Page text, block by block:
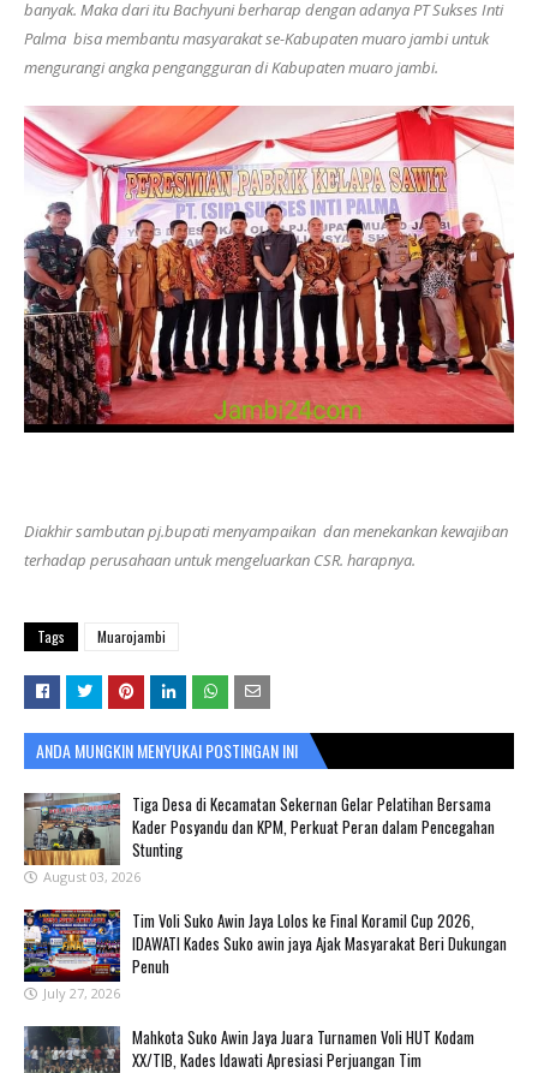
banyak. Maka dari itu Bachyuni berharap dengan adanya PT Sukses Inti
Palma bisa membantu masyarakat se-Kabupaten muaro jambi untuk
mengurangi angka pengangguran di Kabupaten muaro jambi.
Diakhir sambutan pj.bupati menyampaikan dan menekankan kewajiban
terhadap perusahaan untuk mengeluarkan CSR. harapnya.
Tags Muarojambi
ANDA MUNGKIN MENYUKAI POSTINGAN INI
Tiga Desa di Kecamatan Sekernan Gelar Pelatihan Bersama
Kader Posyandu dan KPM, Perkuat Peran dalam Pencegahan
Stunting
August 03, 2026
Tim Voli Suko Awin Jaya Lolos ke Final Koramil Cup 2026,
IDAWATI Kades Suko awin jaya Ajak Masyarakat Beri Dukungan
Penuh
July 27, 2026
Mahkota Suko Awin Jaya Juara Turnamen Voli HUT Kodam
XX/TIB, Kades Idawati Apresiasi Perjuangan Tim